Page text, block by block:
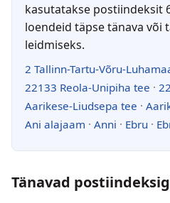
kasutatakse postiindeksit
loendeid täpse tänava või
leidmiseks.
2 Tallinn-Tartu-Võru-
22133 Reola-Unipiha tee ·
Aarikese-Liudsepa tee ·
Ani alajaam · Anni · Ebru ·
Tänavad